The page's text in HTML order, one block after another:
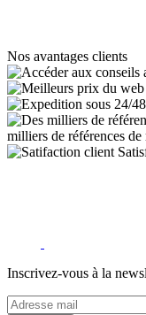
Nos avantages clients
milliers de références
Inscrivez-vous à la